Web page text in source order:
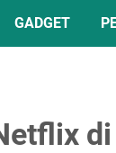
GADGET